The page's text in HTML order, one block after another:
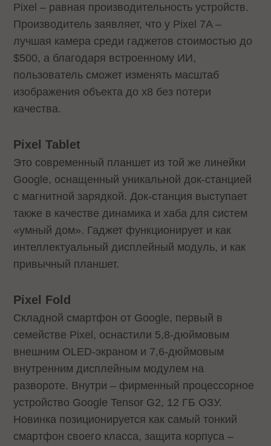
Pixel – равная производительность устройств.
Производитель заявляет, что у Pixel 7A –
лучшая камера среди гаджетов стоимостью до
$500, а благодаря встроенному ИИ,
пользователь сможет изменять масштаб
изображения объекта до х8 без потери
качества.
Pixel Tablet
Это современный планшет из той же линейки
Google, оснащенный уникальной док-станцией
с магнитной зарядкой. Док-станция выступает
также в качестве динамика и хаба для систем
«умный дом». Гаджет функционирует и как
интеллектуальный дисплейный модуль, и как
привычный планшет.
Pixel Fold
Складной смартфон от Google, первый в
семействе Pixel, оснастили 5,8-дюймовым
внешним OLED-экраном и 7,6-дюймовым
внутренним дисплейным модулем на
развороте. Внутри – фирменный процессорное
устройство Google Tensor G2, 12 ГБ ОЗУ.
Новинка позиционируется как самый тонкий
смартфон своего класса, защита корпуса –